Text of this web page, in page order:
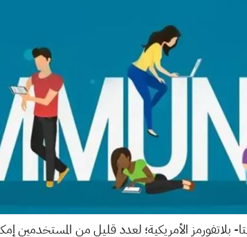
الأمريكية؛ لعدد قليل من المستخدمين